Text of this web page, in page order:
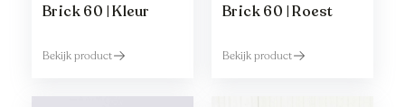
Brick 60 | Kleur
Bekijk product
Brick 60 | Roest
Bekijk product